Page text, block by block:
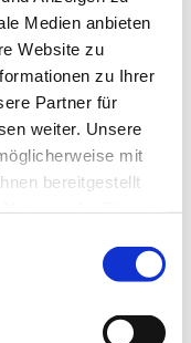
Medien anbieten
Website zu
zu Ihrer
Partner für
weiter. Unsere
mit
bereitgestellt
18:00